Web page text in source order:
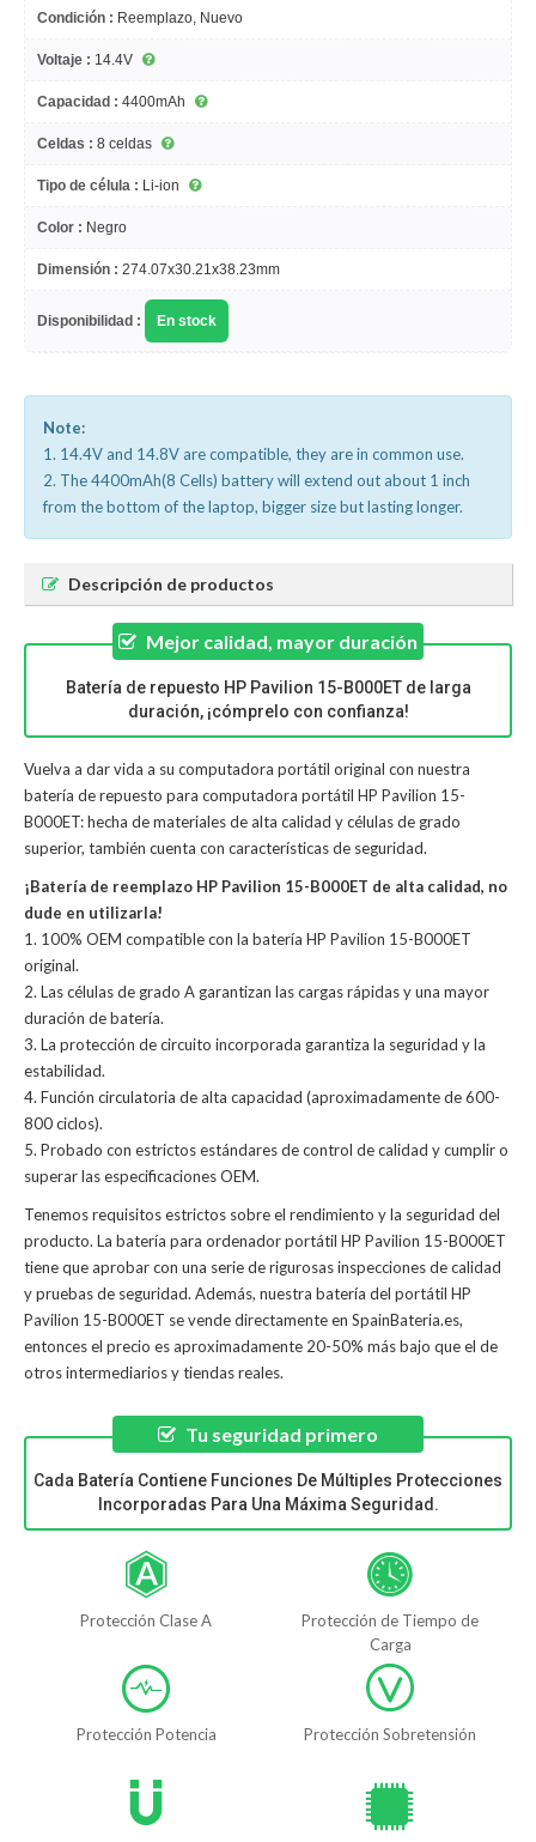
Condición : Reemplazo, Nuevo
Voltaje : 14.4V
Capacidad : 4400mAh
Celdas : 8 celdas
Tipo de célula : Li-ion
Color : Negro
Dimensión : 274.07x30.21x38.23mm
Disponibilidad : En stock
Note:
1. 14.4V and 14.8V are compatible, they are in common use.
2. The 4400mAh(8 Cells) battery will extend out about 1 inch
from the bottom of the laptop, bigger size but lasting longer.
Descripción de productos
Mejor calidad, mayor duración
Batería de repuesto HP Pavilion 15-B000ET de larga
duración, ¡cómprelo con confianza!
Vuelva a dar vida a su computadora portátil original con nuestra
batería de repuesto para computadora portátil HP Pavilion 15-
B000ET: hecha de materiales de alta calidad y células de grado
superior, también cuenta con características de seguridad.
¡Batería de reemplazo HP Pavilion 15-B000ET de alta calidad, no
dude en utilizarla!
1. 100% OEM compatible con la batería HP Pavilion 15-B000ET
original.
2. Las células de grado A garantizan las cargas rápidas y una mayor
duración de batería.
3. La protección de circuito incorporada garantiza la seguridad y la
estabilidad.
4. Función circulatoria de alta capacidad (aproximadamente de 600-
800 ciclos).
5. Probado con estrictos estándares de control de calidad y cumplir o
superar las especificaciones OEM.
Tenemos requisitos estrictos sobre el rendimiento y la seguridad del
producto. La batería para ordenador portátil HP Pavilion 15-B000ET
tiene que aprobar con una serie de rigurosas inspecciones de calidad
y pruebas de seguridad. Además, nuestra batería del portátil HP
Pavilion 15-B000ET se vende directamente en SpainBateria.es,
entonces el precio es aproximadamente 20-50% más bajo que el de
otros intermediarios y tiendas reales.
Tu seguridad primero
Cada Batería Contiene Funciones De Múltiples Protecciones
Incorporadas Para Una Máxima Seguridad.
Protección Clase A
Protección de Tiempo de
Carga
Protección Potencia Protección Sobretensión